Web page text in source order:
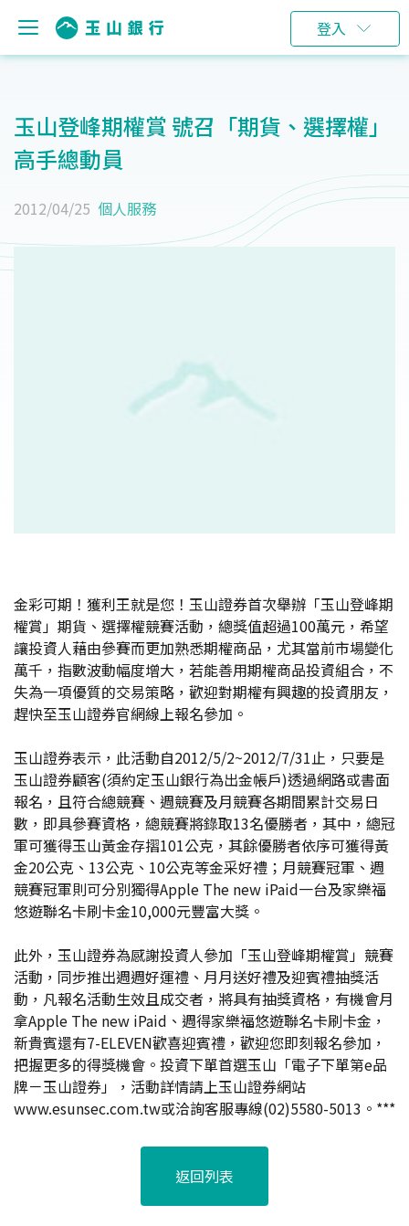
登入
玉山登峰期權賞 號召「期貨、選擇權」
高手總動員
2012/04/25 個人服務
金彩可期！獲利王就是您！玉山證券首次舉辦「玉山登峰期
權賞」期貨、選擇權競賽活動，總獎值超過100萬元，希望
讓投資人藉由參賽而更加熟悉期權商品，尤其當前市場變化
萬千，指數波動幅度增大，若能善用期權商品投資組合，不
失為一項優質的交易策略，歡迎對期權有興趣的投資朋友，
趕快至玉山證券官網線上報名參加。
玉山證券表示，此活動自2012/5/2~2012/7/31止，只要是
玉山證券顧客(須約定玉山銀行為出金帳戶)透過網路或書面
報名，且符合總競賽、週競賽及月競賽各期間累計交易日
數，即具參賽資格，總競賽將錄取13名優勝者，其中，總冠
軍可獲得玉山黃金存摺101公克，其餘優勝者依序可獲得黃
金20公克、13公克、10公克等金采好禮；月競賽冠軍、週
競賽冠軍則可分別獨得Apple The new iPaid一台及家樂福
悠遊聯名卡刷卡金10,000元豐富大獎。
此外，玉山證券為感謝投資人參加「玉山登峰期權賞」競賽
活動，同步推出週週好運禮、月月送好禮及迎賓禮抽獎活
動，凡報名活動生效且成交者，將具有抽獎資格，有機會月
拿Apple The new iPaid、週得家樂福悠遊聯名卡刷卡金，
新貴賓還有7-ELEVEN歡喜迎賓禮，歡迎您即刻報名參加，
把握更多的得獎機會。投資下單首選玉山「電子下單第e品
牌－玉山證券」，活動詳情請上玉山證券網站
www.esunsec.com.tw或洽詢客服專線(02)5580-5013。***
返回列表